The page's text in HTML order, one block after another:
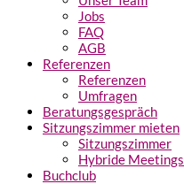
Jobs
FAQ
AGB
Referenzen
Referenzen
Umfragen
Beratungsgespräch
Sitzungszimmer mieten
Sitzungszimmer
Hybride Meetings
Buchclub